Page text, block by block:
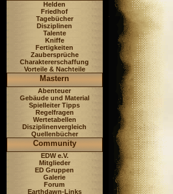
Helden
Friedhof
Tagebücher
Disziplinen
Talente
Kniffe
Fertigkeiten
Zaubersprüche
Charaktererschaffung
Vorteile & Nachteile
Mastern
Abenteuer
Gebäude und Material
Spielleiter Tipps
Regelfragen
Wertetabellen
Disziplinenvergleich
Quellenbücher
Community
EDW e.V.
Mitglieder
ED Gruppen
Galerie
Forum
Earthdawn-Links